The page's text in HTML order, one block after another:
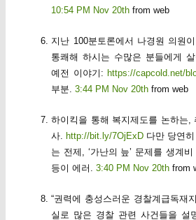
10:54 PM Nov 20th from web
지난 100분토론에서 나경원 의원
통쾌해 하시는 수많은 분들에게
예전 이야기: https://capcold.net/
부분.
3:44 PM Nov 20th from web
하이킥을 통해 복지제도를 논하는,
사. http://bit.ly/7OjExD 다만 당연
는 전제, ‘가난의 늪’ 문제를 생계
등이 에러. 3:40 PM Nov 20th from
“권력에 충성스러운 경찰계급독재
실로 많은 경찰 관련 사건들을 설